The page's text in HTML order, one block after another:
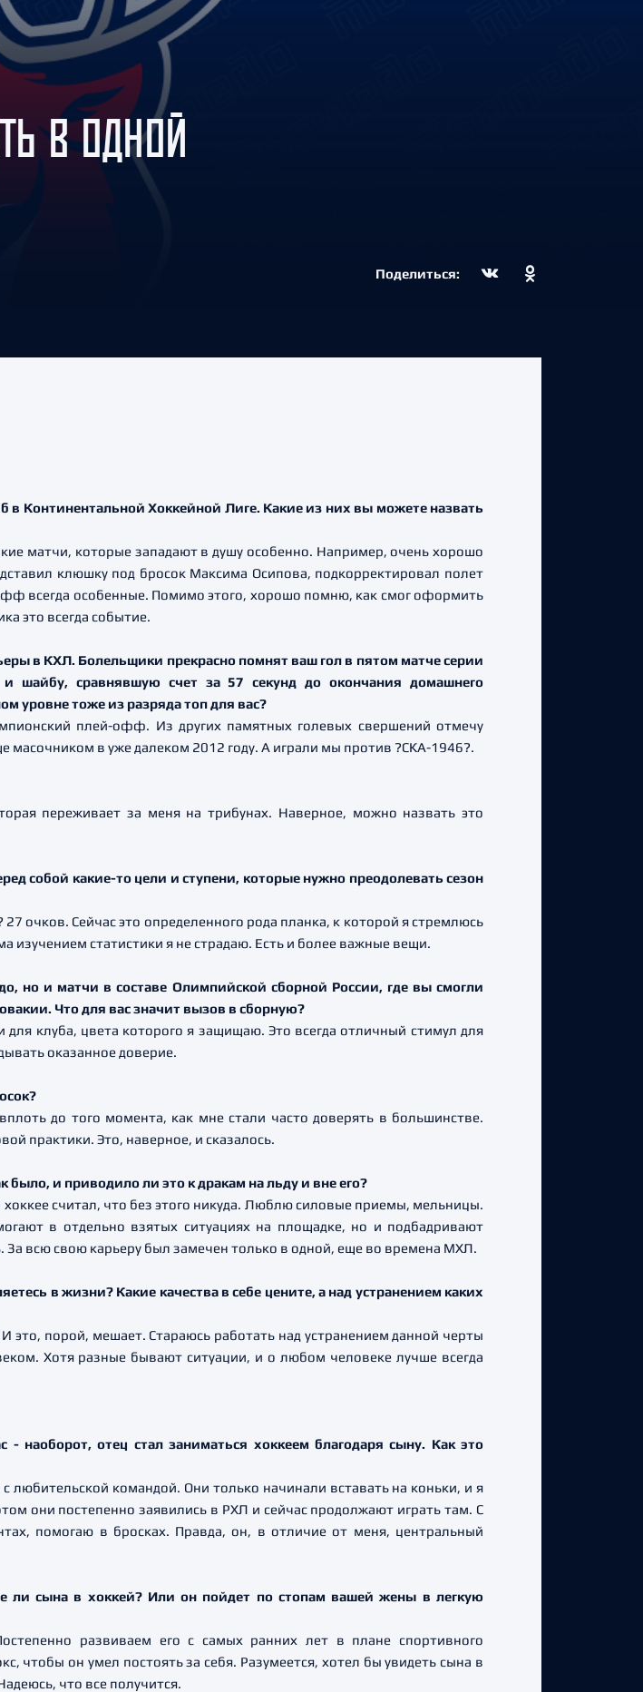
В ОДНОЙ
Поделиться:
Континентальной Хоккейной Лиге. Какие из них вы можете назвать
матчи, которые западают в душу особенно. Например, очень хорошо
клюшку под бросок Максима Осипова, подкорректировал полет
всегда особенные. Помимо этого, хорошо помню, как смог оформить
это всегда событие.
в КХЛ. Болельщики прекрасно помнят ваш гол в пятом матче серии
сравнявшую счет за 57 секунд до окончания домашнего
уровне тоже из разряда топ для вас?
плей-офф. Из других памятных голевых свершений отмечу
в уже далеком 2012 году. А играли мы против ?СКА-1946?.
переживает за меня на трибунах. Наверное, можно назвать это
собой какие-то цели и ступени, которые нужно преодолевать сезон
очков. Сейчас это определенного рода планка, к которой я стремлюсь
изучением статистики я не страдаю. Есть и более важные вещи.
но и матчи в составе Олимпийской сборной России, где вы смогли
Что для вас значит вызов в сборную?
клуба, цвета которого я защищаю. Это всегда отличный стимул для
оказанное доверие.
до того момента, как мне стали часто доверять в большинстве.
практики. Это, наверное, и сказалось.
было, и приводило ли это к дракам на льду и вне его?
считал, что без этого никуда. Люблю силовые приемы, мельницы.
в отдельно взятых ситуациях на площадке, но и подбадривают
За всю свою карьеру был замечен только в одной, еще во времена МХЛ.
в жизни? Какие качества в себе цените, а над устранением каких
порой, мешает. Стараюсь работать над устранением данной черты
Хотя разные бывают ситуации, и о любом человеке лучше всегда
наоборот, отец стал заниматься хоккеем благодаря сыну. Как это
любительской командой. Они только начинали вставать на коньки, и я
они постепенно заявились в РХЛ и сейчас продолжают играть там. С
помогаю в бросках. Правда, он, в отличие от меня, центральный
ли сына в хоккей? Или он пойдет по стопам вашей жены в легкую
развиваем его с самых ранних лет в плане спортивного
чтобы он умел постоять за себя. Разумеется, хотел бы увидеть сына в
что все получится.